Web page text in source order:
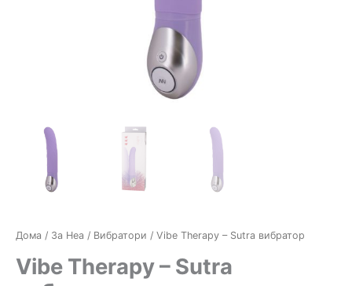
Дома / За Неа / Вибратори / Vibe Therapy – Sutra вибратор
Vibe Therapy – Sutra